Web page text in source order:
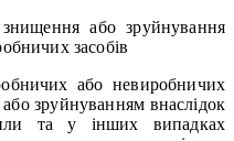
або зруйнування
засобів
або невиробничих
або зруйнуванням внаслідок
та у інших випадках